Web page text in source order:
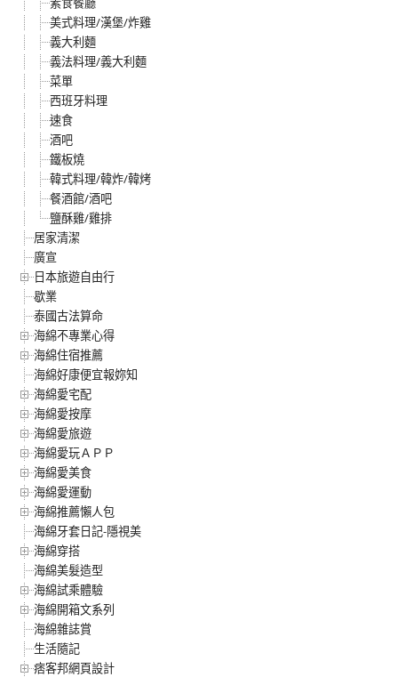
美式料理/漢堡/炸雞
義大利麵
義法料理/義大利麵
菜單
西班牙料理
速食
酒吧
鐵板燒
韓式料理/韓炸/韓烤
餐酒館/酒吧
鹽酥雞/雞排
居家清潔
廣宣
日本旅遊自由行
歇業
泰國古法算命
海綿不專業心得
海綿住宿推薦
海綿好康便宜報妳知
海綿愛宅配
海綿愛按摩
海綿愛旅遊
海綿愛玩ＡＰＰ
海綿愛美食
海綿愛運動
海綿推薦懶人包
海綿牙套日記-隱視美
海綿穿搭
海綿美髮造型
海綿試乘體驗
海綿開箱文系列
海綿雜誌賞
生活隨記
痞客邦網頁設計